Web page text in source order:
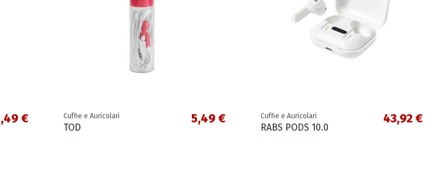
€ Cuffie e Auricolari
TOD
5,49 € Cuffie e Auricolari
RABS PODS 10.0
43,92 €